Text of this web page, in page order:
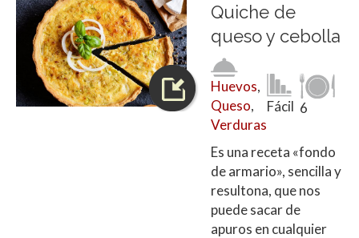
Quiche de
queso y cebolla
Huevos,
Queso,
Verduras
Fácil 6
Es una receta «fondo
de armario», sencilla y
resultona, que nos
puede sacar de
apuros en cualquier